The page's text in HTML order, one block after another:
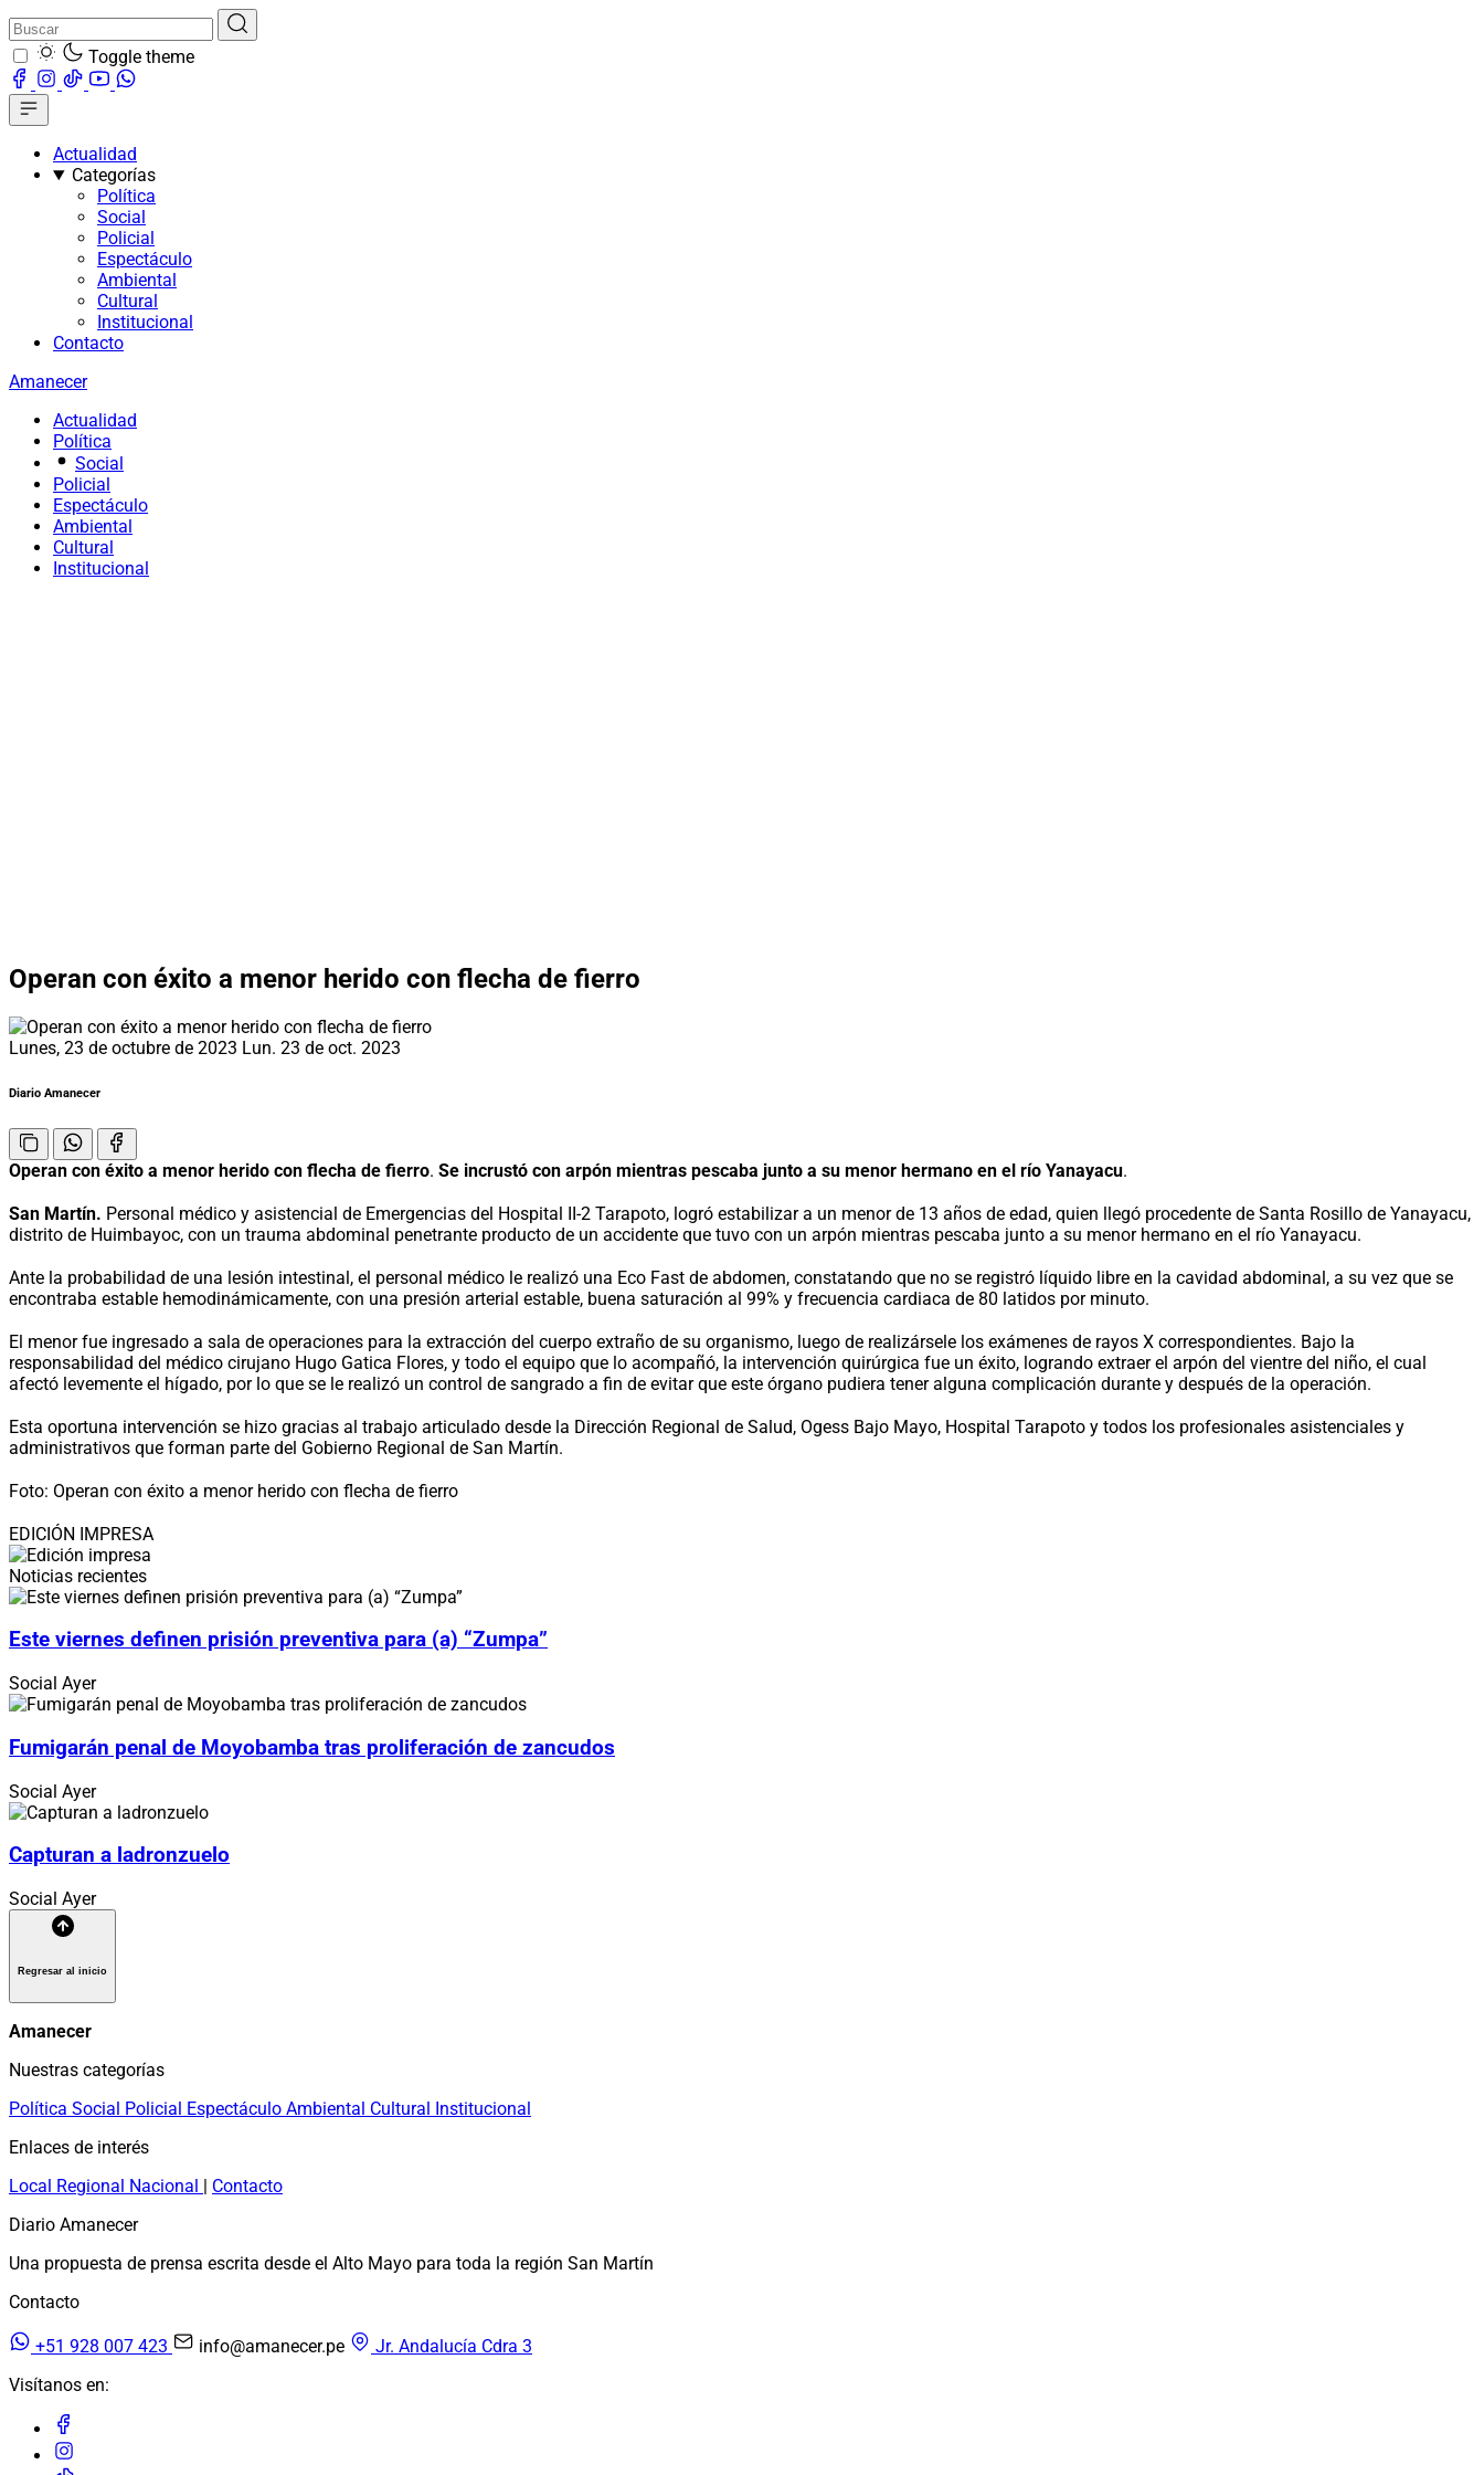
Toggle theme
Actualidad
Categorías
Política
Social
Policial
Espectáculo
Ambiental
Cultural
Institucional
Contacto
Amanecer
Actualidad
Política
Social
Policial
Espectáculo
Ambiental
Cultural
Institucional
Operan con éxito a menor herido con flecha de fierro
Lunes, 23 de octubre de 2023 Lun. 23 de oct. 2023
Diario Amanecer
Operan con éxito a menor herido con flecha de fierro. Se incrustó con arpón mientras pescaba junto a su menor hermano en el río Yanayacu.
San Martín. Personal médico y asistencial de Emergencias del Hospital II-2 Tarapoto, logró estabilizar a un menor de 13 años de edad, quien llegó procedente de Santa Rosillo de Yanayacu,
distrito de Huimbayoc, con un trauma abdominal penetrante producto de un accidente que tuvo con un arpón mientras pescaba junto a su menor hermano en el río Yanayacu.
Ante la probabilidad de una lesión intestinal, el personal médico le realizó una Eco Fast de abdomen, constatando que no se registró líquido libre en la cavidad abdominal, a su vez que se
encontraba estable hemodinámicamente, con una presión arterial estable, buena saturación al 99% y frecuencia cardiaca de 80 latidos por minuto.
El menor fue ingresado a sala de operaciones para la extracción del cuerpo extraño de su organismo, luego de realizársele los exámenes de rayos X correspondientes. Bajo la
responsabilidad del médico cirujano Hugo Gatica Flores, y todo el equipo que lo acompañó, la intervención quirúrgica fue un éxito, logrando extraer el arpón del vientre del niño, el cual
afectó levemente el hígado, por lo que se le realizó un control de sangrado a fin de evitar que este órgano pudiera tener alguna complicación durante y después de la operación.
Esta oportuna intervención se hizo gracias al trabajo articulado desde la Dirección Regional de Salud, Ogess Bajo Mayo, Hospital Tarapoto y todos los profesionales asistenciales y
administrativos que forman parte del Gobierno Regional de San Martín.
Foto: Operan con éxito a menor herido con flecha de fierro
EDICIÓN IMPRESA
Noticias recientes
Este viernes definen prisión preventiva para (a) “Zumpa”
Social Ayer
Fumigarán penal de Moyobamba tras proliferación de zancudos
Social Ayer
Capturan a ladronzuelo
Social Ayer
Regresar al inicio
Amanecer
Nuestras categorías
Política Social Policial Espectáculo Ambiental Cultural Institucional
Enlaces de interés
Local Regional Nacional | Contacto
Diario Amanecer
Una propuesta de prensa escrita desde el Alto Mayo para toda la región San Martín
Contacto
+51 928 007 423 info@amanecer.pe
Jr. Andalucía Cdra 3
Visítanos en: